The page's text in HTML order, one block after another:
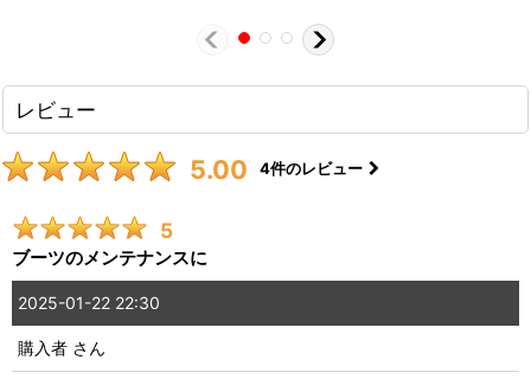
レビュー
5.00 4件のレビュー
5
ブーツのメンテナンスに
2025-01-22 22:30
購入者 さん